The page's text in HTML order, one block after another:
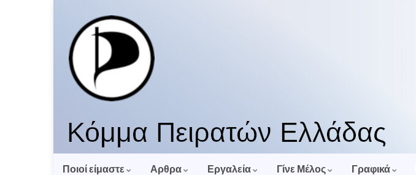
Ποιοί είμαστε Αρθρα Εργαλεία Γίνε Μέλος Γραφικά